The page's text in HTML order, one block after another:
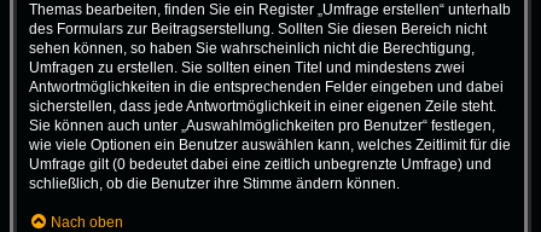
Themas bearbeiten, finden Sie ein Register „Umfrage erstellen“ unterhalb
des Formulars zur Beitragserstellung. Sollten Sie diesen Bereich nicht
sehen können, so haben Sie wahrscheinlich nicht die Berechtigung,
Umfragen zu erstellen. Sie sollten einen Titel und mindestens zwei
Antwortmöglichkeiten in die entsprechenden Felder eingeben und dabei
sicherstellen, dass jede Antwortmöglichkeit in einer eigenen Zeile steht.
Sie können auch unter „Auswahlmöglichkeiten pro Benutzer“ festlegen,
wie viele Optionen ein Benutzer auswählen kann, welches Zeitlimit für die
Umfrage gilt (0 bedeutet dabei eine zeitlich unbegrenzte Umfrage) und
schließlich, ob die Benutzer ihre Stimme ändern können.
Nach oben